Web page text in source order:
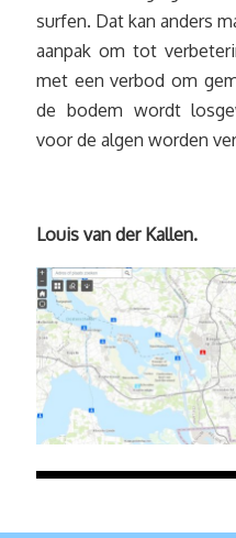
surfen. Dat kan anders
aanpak om tot
met een verbod om
de bodem wordt
voor de algen worden
Louis van der Kallen.